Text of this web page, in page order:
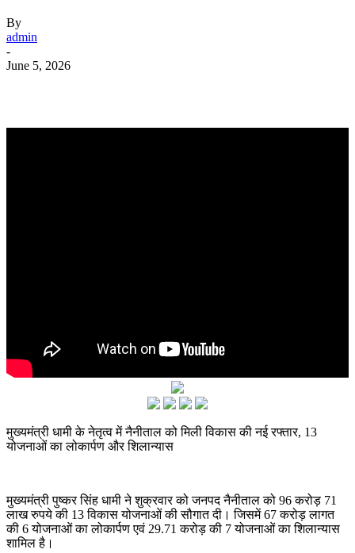
By
admin
-
June 5, 2026
मुख्यमंत्री धामी के नेतृत्व में नैनीताल को मिली विकास की नई रफ्तार, 13
योजनाओं का लोकार्पण और शिलान्यास
मुख्यमंत्री पुष्कर सिंह धामी ने शुक्रवार को जनपद नैनीताल को 96 करोड़ 71
लाख रुपये की 13 विकास योजनाओं की सौगात दी। जिसमें 67 करोड़ लागत
की 6 योजनाओं का लोकार्पण एवं 29.71 करोड़ की 7 योजनाओं का शिलान्यास
शामिल है।